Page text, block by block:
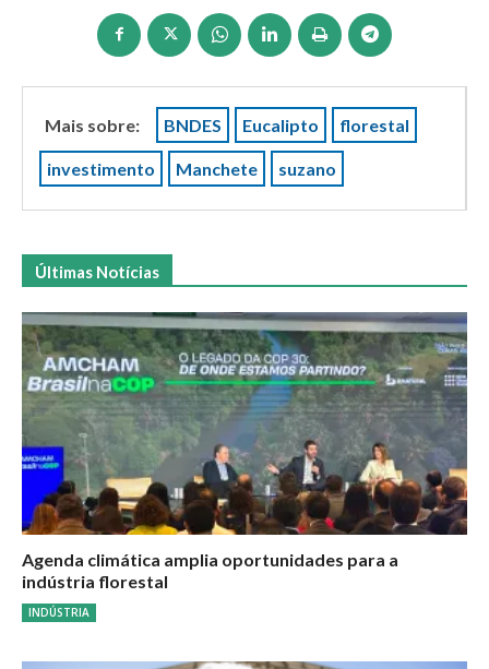
Mais sobre: BNDES Eucalipto florestal
investimento Manchete suzano
Últimas Notícias
Agenda climática amplia oportunidades para a
indústria florestal
INDÚSTRIA